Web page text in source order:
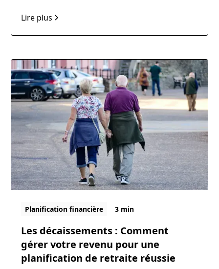
Lire plus
Planification financière 3 min
Les décaissements : Comment
gérer votre revenu pour une
planification de retraite réussie